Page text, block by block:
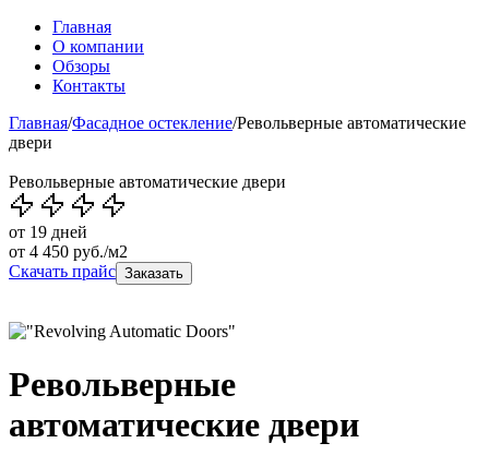
Главная
О компании
Обзоры
Контакты
Главная/Фасадное остекление/Револьверные автоматические
двери
Револьверные автоматические двери
от 19 дней
от 4 450 руб./м2
Скачать прайс Заказать
Револьверные
автоматические двери